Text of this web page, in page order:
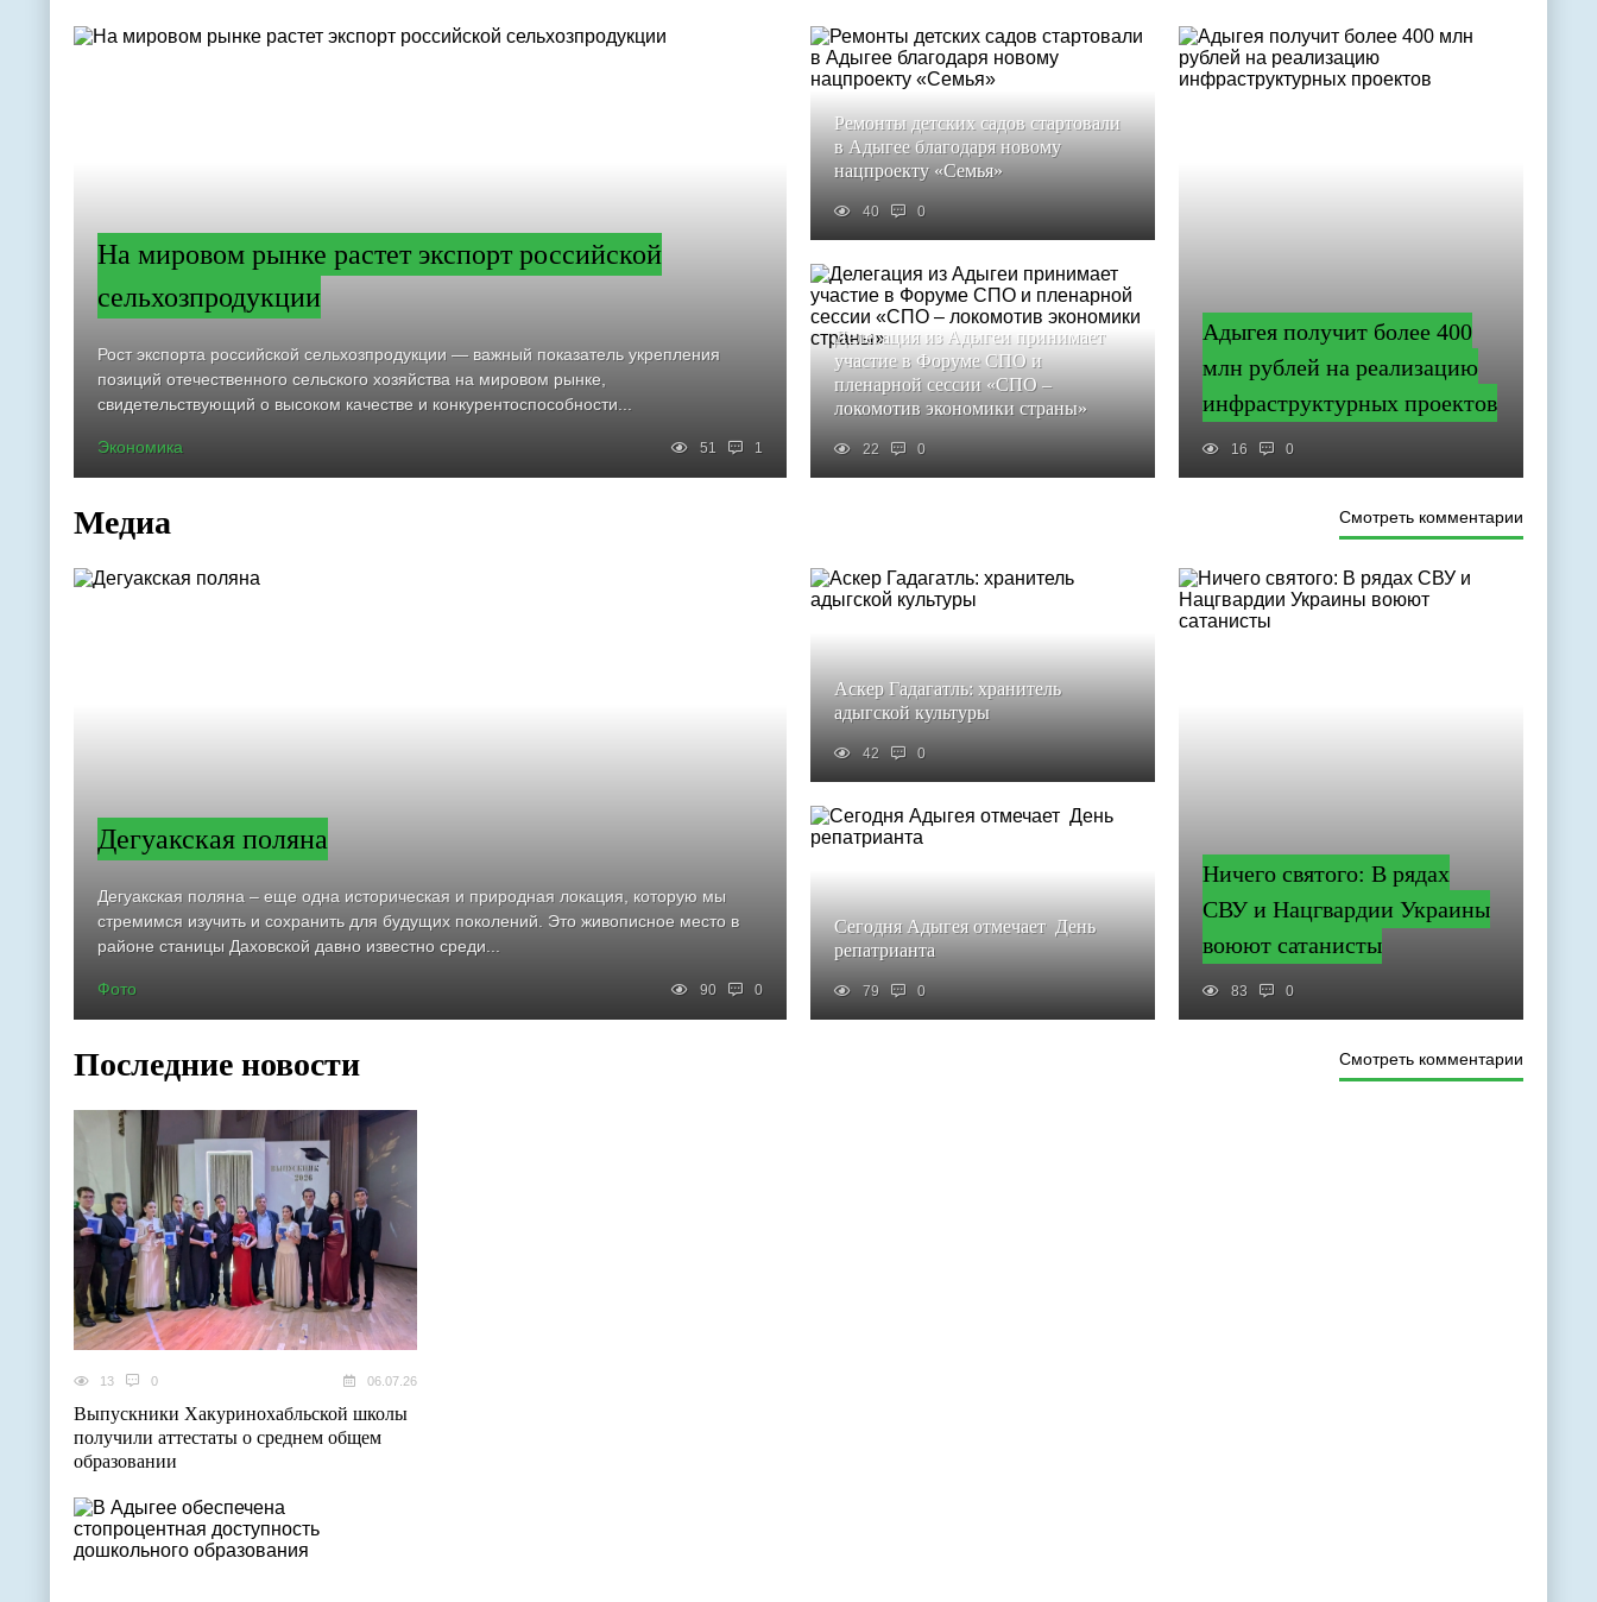
На мировом рынке растет экспорт российской
сельхозпродукции
Рост экспорта российской сельхозпродукции — важный показатель укрепления
позиций отечественного сельского хозяйства на мировом рынке,
свидетельствующий о высоком качестве и конкурентоспособности...
Экономика 51 1
Ремонты детских садов стартовали
в Адыгее благодаря новому
нацпроекту «Семья»
40 0
Адыгея получит более 400
млн рублей на реализацию
инфраструктурных проектов
16 0
Делегация из Адыгеи принимает
участие в Форуме СПО и
пленарной сессии «СПО –
локомотив экономики страны»
22 0
Медиа Смотреть комментарии
Дегуакская поляна
Дегуакская поляна – еще одна историческая и природная локация, которую мы
стремимся изучить и сохранить для будущих поколений. Это живописное место в
районе станицы Даховской давно известно среди...
Фото 90 0
Аскер Гадагатль: хранитель
адыгской культуры
42 0
Ничего святого: В рядах
СВУ и Нацгвардии Украины
воюют сатанисты
83 0
Сегодня Адыгея отмечает День
репатрианта
79 0
Последние новости Смотреть комментарии
13 0 06.07.26
Выпускники Хакуринохабльской школы
получили аттестаты о среднем общем
образовании